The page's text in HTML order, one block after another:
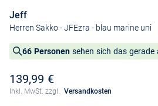
Jeff
Herren Sakko - JFEzra - blau marine uni
66 Personen sehen sich das gerade
139,99 €
Inkl. MwSt. zzgl. Versandkosten